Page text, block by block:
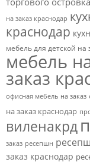
на заказ краснодар
краснодар
мебель для детской на
мебель
заказ
офисная мебель на заказ
на заказ краснодар
виленакрд
заказ ресепшн
заказ краснодар